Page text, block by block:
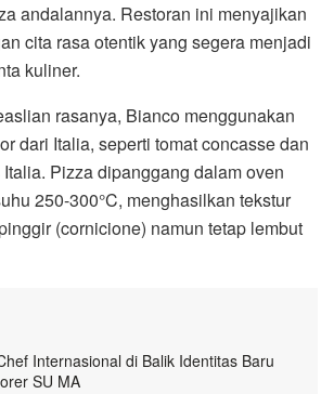
andalannya. Restoran ini menyajikan
cita rasa otentik yang segera menjadi
kuliner.
rasanya, Bianco menggunakan
dari Italia, seperti tomat concasse dan
Pizza dipanggang dalam oven
250-300°C, menghasilkan tekstur
(cornicione) namun tetap lembut
Internasional di Balik Identitas Baru
SU MA